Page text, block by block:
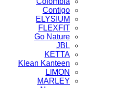
Contigo
ELYSIUM
FLEXFIT
Go Nature
JBL
KETTA
Klean Kanteen
LIMON
MARLEY